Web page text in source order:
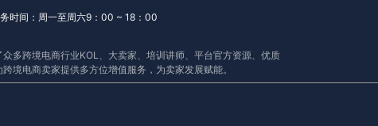
时间：周一至周六9：00 ~ 18：00
多跨境电商行业KOL、大卖家、培训讲师、平台官方资源、优质
境电商卖家提供多方位增值服务，为卖家发展赋能。